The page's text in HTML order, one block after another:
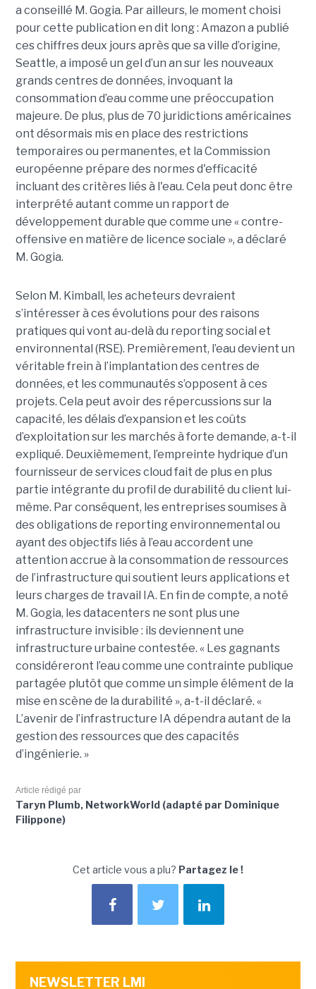
a conseillé M. Gogia. Par ailleurs, le moment choisi
pour cette publication en dit long : Amazon a publié
ces chiffres deux jours après que sa ville d’origine,
Seattle, a imposé un gel d’un an sur les nouveaux
grands centres de données, invoquant la
consommation d’eau comme une préoccupation
majeure. De plus, plus de 70 juridictions américaines
ont désormais mis en place des restrictions
temporaires ou permanentes, et la Commission
européenne prépare des normes d'efficacité
incluant des critères liés à l'eau. Cela peut donc être
interprété autant comme un rapport de
développement durable que comme une « contre-
offensive en matière de licence sociale », a déclaré
M. Gogia.
Selon M. Kimball, les acheteurs devraient
s’intéresser à ces évolutions pour des raisons
pratiques qui vont au-delà du reporting social et
environnental (RSE). Premièrement, l’eau devient un
véritable frein à l’implantation des centres de
données, et les communautés s’opposent à ces
projets. Cela peut avoir des répercussions sur la
capacité, les délais d’expansion et les coûts
d’exploitation sur les marchés à forte demande, a-t-il
expliqué. Deuxièmement, l’empreinte hydrique d’un
fournisseur de services cloud fait de plus en plus
partie intégrante du profil de durabilité du client lui-
même. Par conséquent, les entreprises soumises à
des obligations de reporting environnemental ou
ayant des objectifs liés à l’eau accordent une
attention accrue à la consommation de ressources
de l’infrastructure qui soutient leurs applications et
leurs charges de travail IA. En fin de compte, a noté
M. Gogia, les datacenters ne sont plus une
infrastructure invisible : ils deviennent une
infrastructure urbaine contestée. « Les gagnants
considéreront l’eau comme une contrainte publique
partagée plutôt que comme un simple élément de la
mise en scène de la durabilité », a-t-il déclaré. «
L’avenir de l’infrastructure IA dépendra autant de la
gestion des ressources que des capacités
d’ingénierie. »
Article rédigé par
Taryn Plumb, NetworkWorld (adapté par Dominique
Filippone)
Cet article vous a plu? Partagez le !
NEWSLETTER LMI